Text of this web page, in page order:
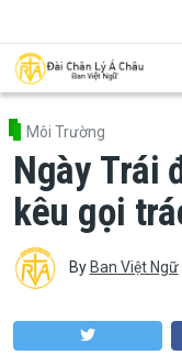
Môi Trường
Ngày Trái
kêu gọi
By Ban Việt Ngữ|